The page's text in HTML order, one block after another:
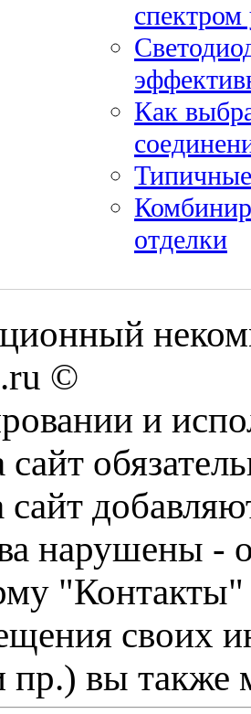
спектром
Как
отделки
©
и
сайт
нарушены -
"Контакты"
своих
пр.) вы также